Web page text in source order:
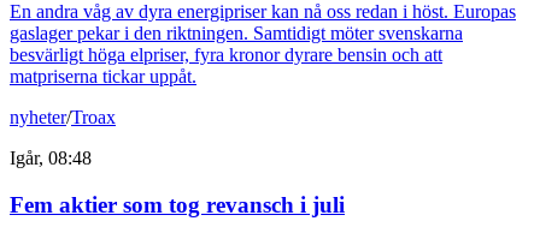
En andra våg av dyra energipriser kan nå oss redan i höst. Europas
gaslager pekar i den riktningen. Samtidigt möter svenskarna
besvärligt höga elpriser, fyra kronor dyrare bensin och att
matpriserna tickar uppåt.
nyheter/Troax
Igår, 08:48
Fem aktier som tog revansch i juli